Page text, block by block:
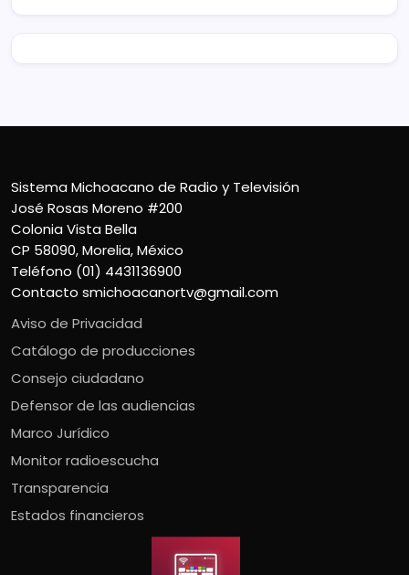
Sistema Michoacano de Radio y Televisión
José Rosas Moreno #200
Colonia Vista Bella
CP 58090, Morelia, México
Teléfono (01) 4431136900
Contacto smichoacanortv@gmail.com
Aviso de Privacidad
Catálogo de producciones
Consejo ciudadano
Defensor de las audiencias
Marco Jurídico
Monitor radioescucha
Transparencia
Estados financieros